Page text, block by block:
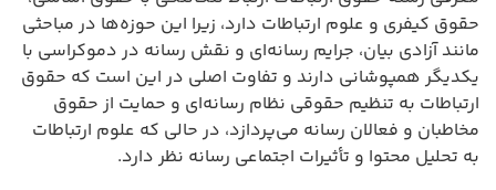
حقوق کیفری و علوم ارتباطات دارد، زیرا این حوزه‌ها در مباحثی
مانند آزادی بیان، جرایم رسانه‌ای و نقش رسانه در دموکراسی با
یکدیگر همپوشانی دارند و تفاوت اصلی در این است که حقوق
ارتباطات به تنظیم حقوقی نظام رسانه‌ای و حمایت از حقوق
مخاطبان و فعالان رسانه می‌پردازد، در حالی که علوم ارتباطات
به تحلیل محتوا و تأثیرات اجتماعی رسانه نظر دارد.